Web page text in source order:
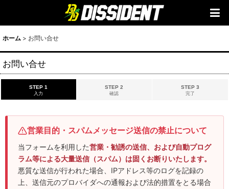
ホーム > お問い合せ
お問い合せ
STEP 1
入力
STEP 2
確認
STEP 3
完了
営業目的・スパムメッセージ送信の禁止について
当フォームを利用した営業・勧誘の送信、および自動プログ
ラム等による大量送信（スパム）は固くお断りいたします。
悪質な送信が行われた場合、IPアドレス等のログを記録の
上、送信元のプロバイダへの通報および法的措置をとる場合